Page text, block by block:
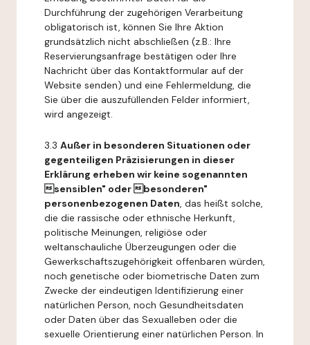
Durchführung der zugehörigen Verarbeitung
obligatorisch ist, können Sie Ihre Aktion
grundsätzlich nicht abschließen (z.B.: Ihre
Reservierungsanfrage bestätigen oder Ihre
Nachricht über das Kontaktformular auf der
Website senden) und eine Fehlermeldung, die
Sie über die auszufüllenden Felder informiert,
wird angezeigt.
3.3 Außer in besonderen Situationen oder
gegenteiligen Präzisierungen in dieser
Erklärung erheben wir keine sogenannten
sensiblen" oder besonderen"
personenbezogenen Daten, das heißt solche,
die die rassische oder ethnische Herkunft,
politische Meinungen, religiöse oder
weltanschauliche Überzeugungen oder die
Gewerkschaftszugehörigkeit offenbaren würden,
noch genetische oder biometrische Daten zum
Zwecke der eindeutigen Identifizierung einer
natürlichen Person, noch Gesundheitsdaten
oder Daten über das Sexualleben oder die
sexuelle Orientierung einer natürlichen Person. In